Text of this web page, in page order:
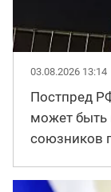
03.08.2026 13:14
Постпред
может
союзников